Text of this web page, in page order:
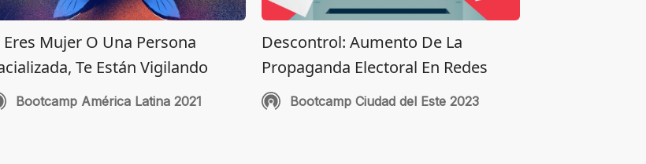
Eres Mujer O Una Persona
Te Están Vigilando
Bootcamp América Latina 2021
Descontrol: Aumento De La
Propaganda Electoral En Redes
Bootcamp Ciudad del Este 2023